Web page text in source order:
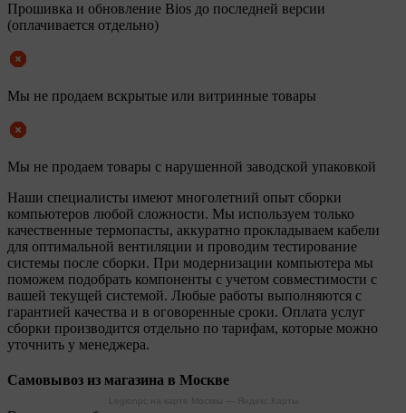
Прошивка и обновление Bios до последней версии
(оплачивается отдельно)
Мы не продаем вскрытые или витринные товары
Мы не продаем товары с нарушенной заводской упаковкой
Наши специалисты имеют многолетний опыт сборки
компьютеров любой сложности. Мы используем только
качественные термопасты, аккуратно прокладываем кабели
для оптимальной вентиляции и проводим тестирование
системы после сборки. При модернизации компьютера мы
поможем подобрать компоненты с учетом совместимости с
вашей текущей системой. Любые работы выполняются с
гарантией качества и в оговоренные сроки. Оплата услуг
сборки производится отдельно по тарифам, которые можно
уточнить у менеджера.
Самовывоз из магазина в Москве
Legionpc на карте Москвы — Яндекс Карты